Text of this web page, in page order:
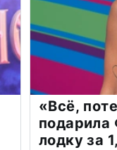
«Всё,
подарила
лодку за